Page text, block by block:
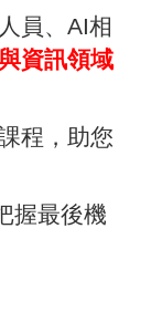
員、AI相
資訊領域
程，助您
握最後機